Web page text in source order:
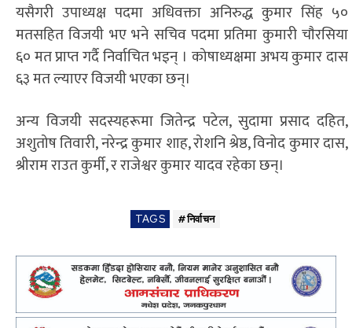
यसैगरी उपाध्यक्ष पदमा अधिवक्ता अनिरुद्ध कुमार सिंह ५०
मतसहित विजयी भए भने सचिव पदमा प्रतिमा कुमारी चाैरसिया
६० मत प्राप्त गर्दै निर्वाचित भइन् । कोषाध्यक्षमा अभय कुमार दास
६३ मत ल्याएर विजयी भएका छन्।
अन्य विजयी सदस्यहरूमा जितेन्द्र पटेल, सुदामा प्रसाद दहित,
अशुतोष तिवारी, नरेन्द्र कुमार शाह, रोशनि श्रेष्ठ, विनाेद कुमार दास,
श्रीराम राउत कुर्मी, र राजेश्वर कुमार यादव रहेका छन्।
TAGS #निर्वाचन